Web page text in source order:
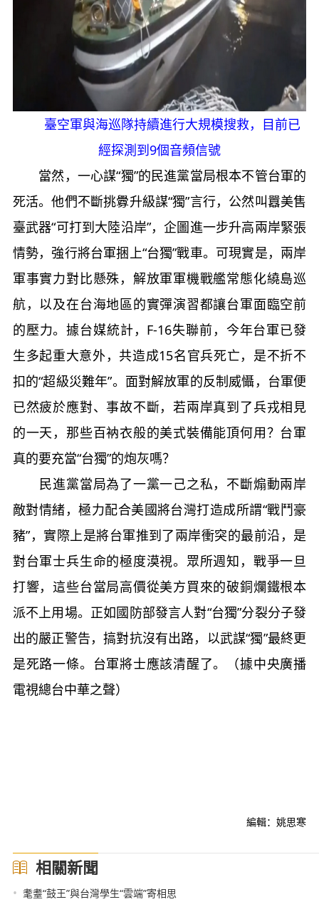
臺空軍與海巡隊持續進行大規模搜救，目前已
經探測到9個音頻信號
當然，一心謀“獨”的民進黨當局根本不管台軍的
死活。他們不斷挑釁升級謀“獨”言行，公然叫囂美售
臺武器“可打到大陸沿岸”，企圖進一步升高兩岸緊張
情勢，強行將台軍捆上“台獨”戰車。可現實是，兩岸
軍事實力對比懸殊，解放軍軍機戰艦常態化繞島巡
航，以及在台海地區的實彈演習都讓台軍面臨空前
的壓力。據台媒統計，F-16失聯前，今年台軍已發
生多起重大意外，共造成15名官兵死亡，是不折不
扣的“超級災難年”。面對解放軍的反制威懾，台軍便
已然疲於應對、事故不斷，若兩岸真到了兵戎相見
的一天，那些百衲衣般的美式裝備能頂何用？台軍
真的要充當“台獨”的炮灰嗎？
民進黨當局為了一黨一己之私，不斷煽動兩岸
敵對情緒，極力配合美國將台灣打造成所謂“戰鬥豪
豬”，實際上是將台軍推到了兩岸衝突的最前沿，是
對台軍士兵生命的極度漠視。眾所週知，戰爭一旦
打響，這些台當局高價從美方買來的破銅爛鐵根本
派不上用場。正如國防部發言人對“台獨”分裂分子發
出的嚴正警告，搞對抗沒有出路，以武謀“獨”最終更
是死路一條。台軍將士應該清醒了。（據中央廣播
電視總台中華之聲）
編輯：姚思寒
相關新聞
• 耄耋“鼓王”與台灣學生“雲端”寄相思